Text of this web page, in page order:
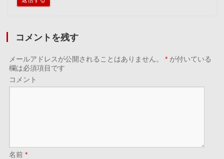
コメントを残す
メールアドレスが公開されることはありません。 * が付いている
欄は必須項目です
コメント
名前*